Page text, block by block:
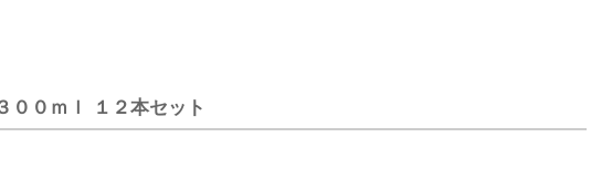
００ｍｌ １２本セット